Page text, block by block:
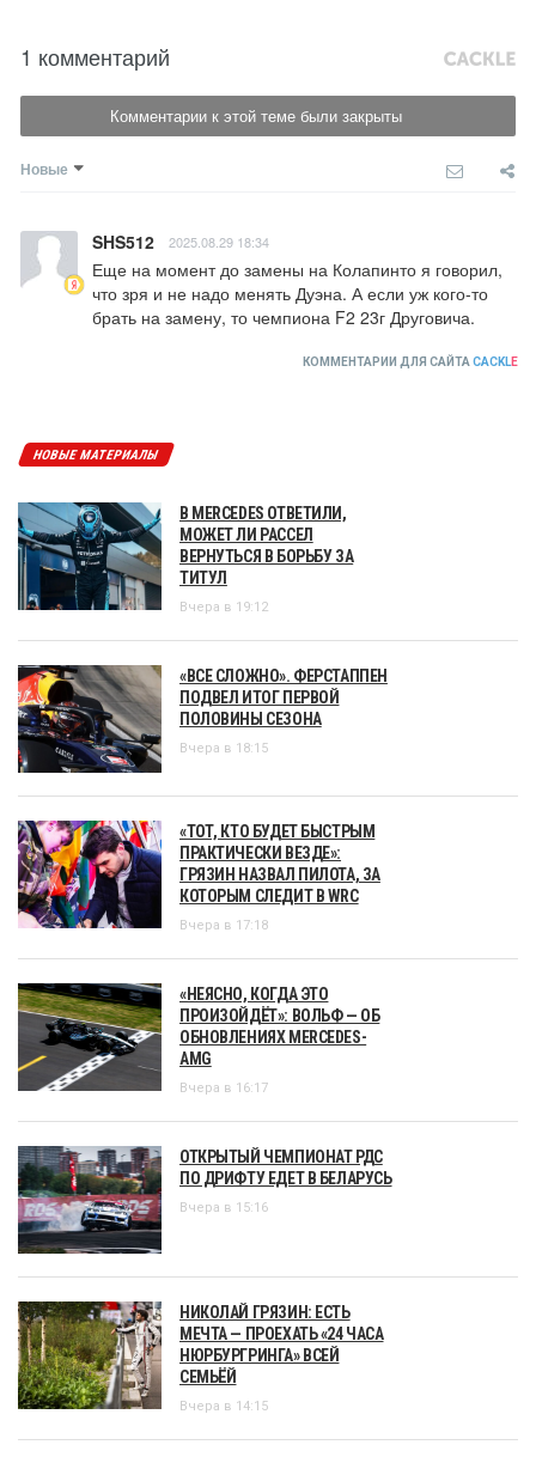
1 комментарий
Комментарии к этой теме были закрыты
Новые
SHS512 2025.08.29 18:34
Еще на момент до замены на Колапинто я говорил,
что зря и не надо менять Дуэна. А если уж кого-то
брать на замену, то чемпиона F2 23г Друговича.
КОММЕНТАРИИ ДЛЯ САЙТА CACKLE
НОВЫЕ МАТЕРИАЛЫ
В MERCEDES ОТВЕТИЛИ,
МОЖЕТ ЛИ РАССЕЛ
ВЕРНУТЬСЯ В БОРЬБУ ЗА
ТИТУЛ
Вчера в 19:12
«ВСЕ СЛОЖНО». ФЕРСТАППЕН
ПОДВЕЛ ИТОГ ПЕРВОЙ
ПОЛОВИНЫ СЕЗОНА
Вчера в 18:15
«ТОТ, КТО БУДЕТ БЫСТРЫМ
ПРАКТИЧЕСКИ ВЕЗДЕ»:
ГРЯЗИН НАЗВАЛ ПИЛОТА, ЗА
КОТОРЫМ СЛЕДИТ В WRC
Вчера в 17:18
«НЕЯСНО, КОГДА ЭТО
ПРОИЗОЙДЁТ»: ВОЛЬФ — ОБ
ОБНОВЛЕНИЯХ MERCEDES-
AMG
Вчера в 16:17
ОТКРЫТЫЙ ЧЕМПИОНАТ РДС
ПО ДРИФТУ ЕДЕТ В БЕЛАРУСЬ
Вчера в 15:16
НИКОЛАЙ ГРЯЗИН: ЕСТЬ
МЕЧТА — ПРОЕХАТЬ «24 ЧАСА
НЮРБУРГРИНГА» ВСЕЙ
СЕМЬЁЙ
Вчера в 14:15